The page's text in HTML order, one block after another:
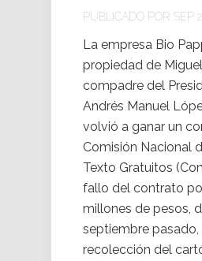
PUBLICADO POR SEP
La empresa Bio
propiedad de
compadre del
Andrés Manuel
volvió a ganar un
Comisión Nacional
Texto Gratuitos
fallo del contrato
millones de pesos,
septiembre pasado,
recolección del